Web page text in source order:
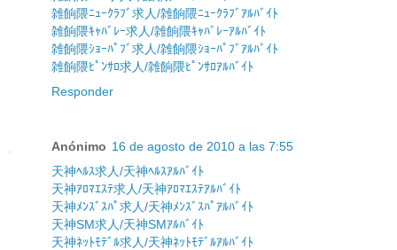
雑餉隈ﾆｭｰｸﾗﾌﾞ求人/雑餉隈ﾆｭｰｸﾗﾌﾞｱﾙﾊﾞｲﾄ
雑餉隈ｷｬﾊﾞﾚｰ求人/雑餉隈ｷｬﾊﾞﾚｰｱﾙﾊﾞｲﾄ
雑餉隈ｼｮｰﾊﾟﾌﾞ求人/雑餉隈ｼｮｰﾊﾟﾌﾞｱﾙﾊﾞｲﾄ
雑餉隈ﾋﾟﾝｻﾛ求人/雑餉隈ﾋﾟﾝｻﾛｱﾙﾊﾞｲﾄ
Responder
Anónimo 16 de agosto de 2010 a las 7:55
天神ﾍﾙｽ求人/天神ﾍﾙｽｱﾙﾊﾞｲﾄ
天神ｱﾛﾏｴｽﾃ求人/天神ｱﾛﾏｴｽﾃｱﾙﾊﾞｲﾄ
天神ﾒﾝｽﾞｽﾊﾟ求人/天神ﾒﾝｽﾞｽﾊﾟｱﾙﾊﾞｲﾄ
天神SM求人/天神SMｱﾙﾊﾞｲﾄ
天神ﾈｯﾄﾓﾃﾞﾙ求人/天神ﾈｯﾄﾓﾃﾞﾙｱﾙﾊﾞｲﾄ